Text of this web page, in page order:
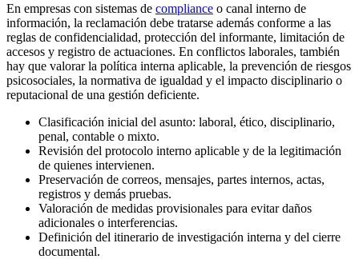
En empresas con sistemas de compliance o canal interno de
información, la reclamación debe tratarse además conforme a las
reglas de confidencialidad, protección del informante, limitación de
accesos y registro de actuaciones. En conflictos laborales, también
hay que valorar la política interna aplicable, la prevención de riesgos
psicosociales, la normativa de igualdad y el impacto disciplinario o
reputacional de una gestión deficiente.
Clasificación inicial del asunto: laboral, ético, disciplinario,
penal, contable o mixto.
Revisión del protocolo interno aplicable y de la legitimación
de quienes intervienen.
Preservación de correos, mensajes, partes internos, actas,
registros y demás pruebas.
Valoración de medidas provisionales para evitar daños
adicionales o interferencias.
Definición del itinerario de investigación interna y del cierre
documental.